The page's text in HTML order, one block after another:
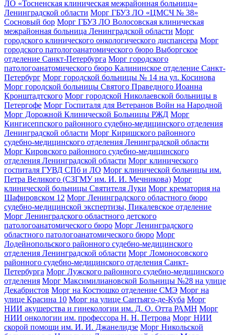
ЛО «Тосненская клиническая межрайонная больница»
Ленинградской области Морг ГБУЗ ЛО «ЦМСЧ № 38»
Сосновый бор Морг ГБУЗ ЛО Волосовская клиническая
межрайонная больница Ленинградской области Морг
городского клинического онкологического диспансера Морг
городского патологоанатомического бюро Выборгское
отделение Санкт-Петербурга Морг городского
патологоанатомического бюро Калининское отделение Санкт-
Петербург Морг городской больницы № 14 на ул. Косинова
Морг городской больницы Святого Праведного Иоанна
Кронштадтского Морг городской Николаевской больницы в
Петергофе Морг Госпиталя для Ветеранов Войн на Народной
Морг Дорожной Клинической Больницы РЖД Морг
Кингисеппского районного судебно-медицинского отделения
Ленинградской области Морг Киришского районного
судебно-медицинского отделения Ленинградской области
Морг Кировского районного судебно-медицинского
отделения Ленинградской области Морг клинического
госпиталя ГУВД СПб и ЛО Морг клинической больницы им.
Петра Великого (СЗГМУ им. И. И. Мечникова) Морг
клинической больницы Святителя Луки Морг крематория на
Шафировском 12 Морг Ленинградского областного бюро
судебно-медицинской экспертизы, Пикалевское отделение
Морг Ленинградского областного детского
патологоанатомического бюро Морг Ленинградского
областного патологоанатомического бюро Морг
Лодейнопольского районного судебно-медицинского
отделения Ленинградской области Морг Ломоносовского
районного судебно-медицинского отделения Санкт-
Петербурга Морг Лужского районного судебно-медицинского
отделения Морг Максимилиановской Больницы №28 на улице
Декабристов Морг на Костюшко отделение СМЭ Морг на
улице Красина 10 Морг на улице Сантьяго-де-Куба Морг
НИИ акушерства и гинекологии им. Д. О. Отта РАМН Морг
НИИ онкологии им. профессора Н. Н. Петрова Морг НИИ
скорой помощи им. И. И. Джанелидзе Морг Никольской